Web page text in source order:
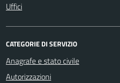
Uffici
CATEGORIE DI SERVIZIO
Anagrafe e stato civile
Autorizzazioni